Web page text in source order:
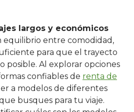
largos y económicos
entre comodidad,
para que el trayecto
posible. Al explorar opciones
confiables de renta de
a modelos de diferentes
busques para tu viaje.